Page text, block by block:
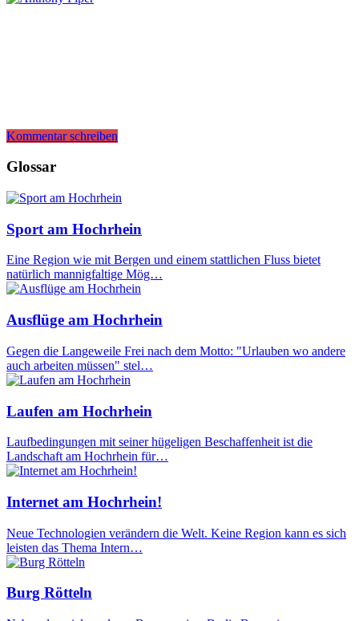
Kommentar schreiben
Glossar
Sport am Hochrhein
Eine Region wie mit Bergen und einem stattlichen Fluss bietet
natürlich mannigfaltige Mög…
Ausflüge am Hochrhein
Gegen die Langeweile Frei nach dem Motto: "Urlauben wo andere
auch arbeiten müssen" stel…
Laufen am Hochrhein
Laufbedingungen mit seiner hügeligen Beschaffenheit ist die
Landschaft am Hochrhein für…
Internet am Hochrhein!
Neue Technologien verändern die Welt. Keine Region kann es sich
leisten das Thema Intern…
Burg Rötteln